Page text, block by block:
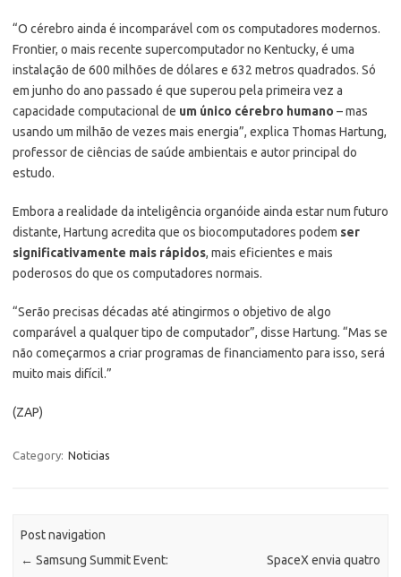
“O cérebro ainda é incomparável com os computadores modernos.
Frontier, o mais recente supercomputador no Kentucky, é uma
instalação de 600 milhões de dólares e 632 metros quadrados. Só
em junho do ano passado é que superou pela primeira vez a
capacidade computacional de um único cérebro humano – mas
usando um milhão de vezes mais energia”, explica Thomas Hartung,
professor de ciências de saúde ambientais e autor principal do
estudo.
Embora a realidade da inteligência organóide ainda estar num futuro
distante, Hartung acredita que os biocomputadores podem ser
significativamente mais rápidos, mais eficientes e mais
poderosos do que os computadores normais.
“Serão precisas décadas até atingirmos o objetivo de algo
comparável a qualquer tipo de computador”, disse Hartung. “Mas se
não começarmos a criar programas de financiamento para isso, será
muito mais difícil.”
(ZAP)
Category: Noticias
Post navigation
← Samsung Summit Event:
SpaceX envia quatro